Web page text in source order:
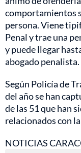
comportamientos
persona. Viene
Penal y trae una
y puede llegar
abogado penalista.
Según Policía de
del año se han
de las 51 que han
relacionados con
NOTICIAS